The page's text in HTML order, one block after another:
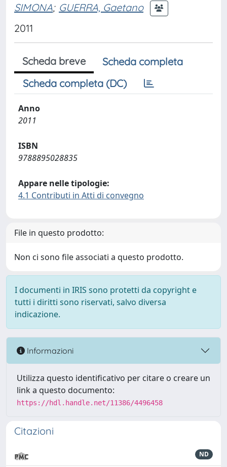
SIMONA; GUERRA, Gaetano
2011
Scheda breve
Scheda completa
Scheda completa (DC)
Anno
2011
ISBN
9788895028835
Appare nelle tipologie:
4.1 Contributi in Atti di convegno
File in questo prodotto:
Non ci sono file associati a questo prodotto.
I documenti in IRIS sono protetti da copyright e
tutti i diritti sono riservati, salvo diversa
indicazione.
Informazioni
Utilizza questo identificativo per citare o creare un
link a questo documento:
https://hdl.handle.net/11386/4496458
Citazioni
ND